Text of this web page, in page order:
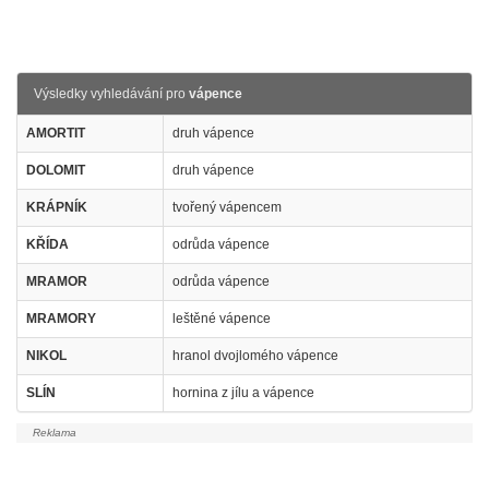
Výsledky vyhledávání pro vápence
AMORTIT druh vápence
DOLOMIT druh vápence
KRÁPNÍK tvořený vápencem
KŘÍDA odrůda vápence
MRAMOR odrůda vápence
MRAMORY leštěné vápence
NIKOL hranol dvojlomého vápence
SLÍN hornina z jílu a vápence